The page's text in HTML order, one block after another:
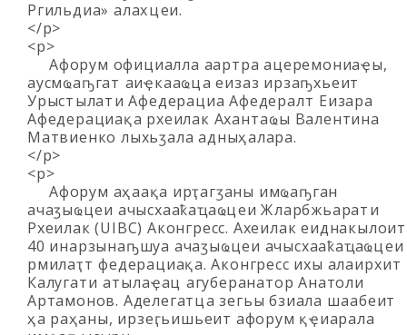
Ргильдиа» алахәцәеи.
</p>
<p>
Афорум официалла аартра ацеремониаҿы,
аусмҩаҧгатә аиҿкааҩцәа еизаз ирзаҧхьеит
Урыстәылатәи Афедерациа Афедералтә Еизара
Афедерациақәа рхеилак Ахантәаҩы Валентина
Матвиенко лыхьӡала адныҳәалара.
</p>
<p>
Афорум аҳәаақәа ирҭагӡаны имҩаҧган
ачаӡыҩцәеи ачысхааҟаҵаҩцәеи Жәларбжьаратәи
Рхеилак (UIBC) Аконгресс. Ахеилак еиднакылоит
40 инарзынаҧшуа ачаӡыҩцәеи ачысхааҟаҵаҩцәеи
рмилаҭтә федерациақәа. Аконгресс ихы алаирхәит
Калугатәи атәылаҿацә агуберанатор Анатоли
Артамонов. Аделегатцәа зегьы бзиала шәаабеит
ҳәа раҳәаны, ирзеӷьишьеит афорум қәҿиарала